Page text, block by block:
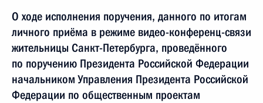
О ходе исполнения поручения, данного по итогам
личного приёма в режиме видео-конференц-связи
жительницы Санкт-Петербурга, проведённого
по поручению Президента Российской Федерации
начальником Управления Президента Российской
Федерации по общественным проектам